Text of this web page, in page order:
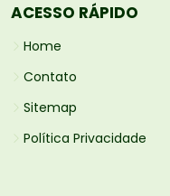
ACESSO RÁPIDO
Home
Contato
Sitemap
Política Privacidade